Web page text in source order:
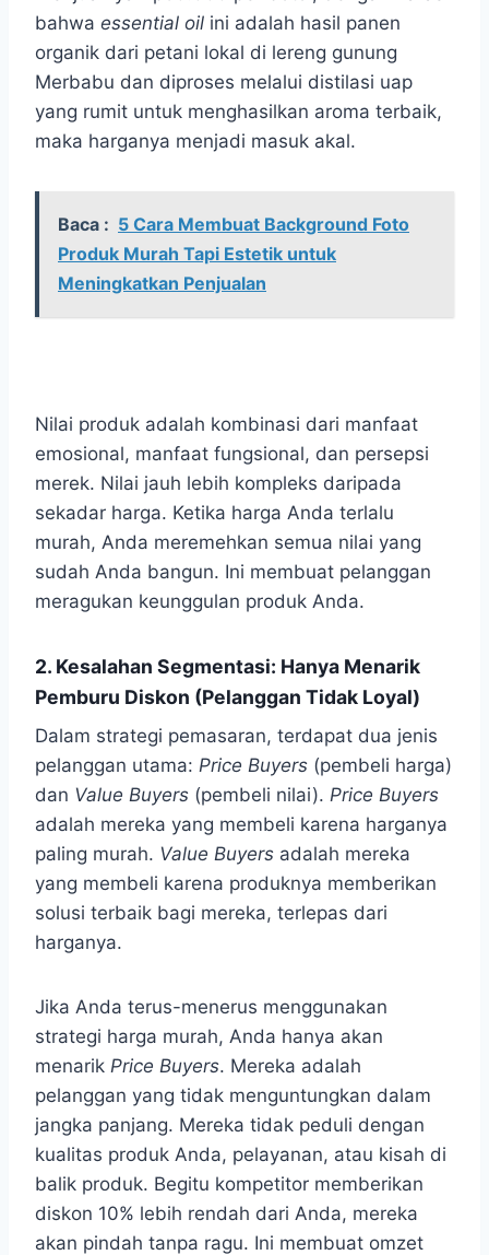
bahwa essential oil ini adalah hasil panen
organik dari petani lokal di lereng gunung
Merbabu dan diproses melalui distilasi uap
yang rumit untuk menghasilkan aroma terbaik,
maka harganya menjadi masuk akal.
Baca : 5 Cara Membuat Background Foto
Produk Murah Tapi Estetik untuk
Meningkatkan Penjualan
Nilai produk adalah kombinasi dari manfaat
emosional, manfaat fungsional, dan persepsi
merek. Nilai jauh lebih kompleks daripada
sekadar harga. Ketika harga Anda terlalu
murah, Anda meremehkan semua nilai yang
sudah Anda bangun. Ini membuat pelanggan
meragukan keunggulan produk Anda.
2. Kesalahan Segmentasi: Hanya Menarik
Pemburu Diskon (Pelanggan Tidak Loyal)
Dalam strategi pemasaran, terdapat dua jenis
pelanggan utama: Price Buyers (pembeli harga)
dan Value Buyers (pembeli nilai). Price Buyers
adalah mereka yang membeli karena harganya
paling murah. Value Buyers adalah mereka
yang membeli karena produknya memberikan
solusi terbaik bagi mereka, terlepas dari
harganya.
Jika Anda terus-menerus menggunakan
strategi harga murah, Anda hanya akan
menarik Price Buyers. Mereka adalah
pelanggan yang tidak menguntungkan dalam
jangka panjang. Mereka tidak peduli dengan
kualitas produk Anda, pelayanan, atau kisah di
balik produk. Begitu kompetitor memberikan
diskon 10% lebih rendah dari Anda, mereka
akan pindah tanpa ragu. Ini membuat omzet